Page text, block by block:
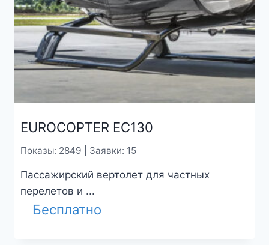
EUROCOPTER EC130
Показы: 2849 | Заявки: 15
Пассажирский вертолет для частных
перелетов и ...
Бесплатно